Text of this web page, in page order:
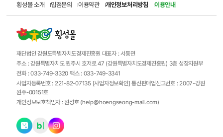
횡성몰 소개 입점문의 이용약관 개인정보처리방침 이용안내
재단법인 강원도특별자치도경제진흥원 대표자 :서동면
주소 :강원특별자치도 원주시 호저로 47 (강원특별자치도경제진흥원) 3층 성장지원부
전화 :033-749-3320 팩스 : 033-749-3341
사업자등록번호 : 221-82-07135 [사업자정보확인] 통신판매업신고번호 :2007-강원
원주-00151호
개인정보보호책임자 :원성호 (help@hoengseong-mall.com)